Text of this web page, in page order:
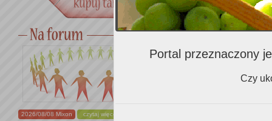
2026/08/08 Mixon czytaj więcej...
W wyglądzie:
intensywne,
ciemne,
równowaga,
wrażenie,
Portal przeznaczony
Czy